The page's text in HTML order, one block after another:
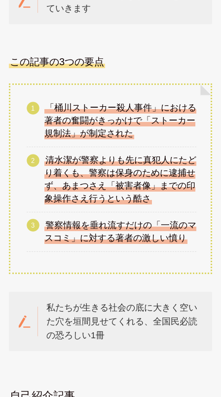
ていきます
この記事の3つの要点
「桶川ストーカー殺人事件」における
著者の奮闘がきっかけで「ストーカー
規制法」が制定された
清水潔が警察よりも先に真犯人にたど
り着くも、警察は保身のために逮捕せ
ず、あまつさえ「被害者像」までの印
象操作さえ行うという酷さ
警察情報を垂れ流すだけの「一流のマ
スコミ」に対する著者の激しい憤り
私たちが生きる社会の底に大きく空い
た穴を垣間見せてくれる、全国民必読
の恐ろしい1冊